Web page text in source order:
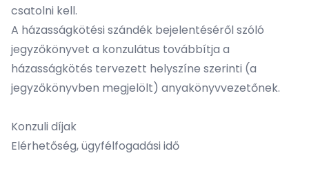
csatolni kell.
A házasságkötési szándék bejelentéséről szóló
jegyzőkönyvet a konzulátus továbbítja a
házasságkötés tervezett helyszíne szerinti (a
jegyzőkönyvben megjelölt) anyakönyvvezetőnek.
Konzuli díjak
Elérhetőség, ügyfélfogadási idő